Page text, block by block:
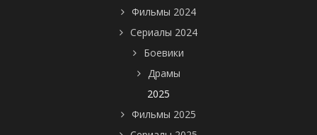
Фильмы 2024
Сериалы 2024
Боевики
Драмы
2025
Фильмы 2025